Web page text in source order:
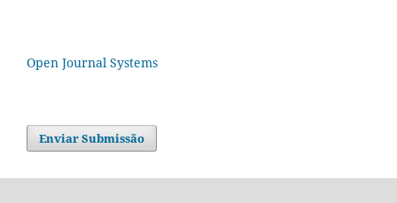
Open Journal Systems
Enviar Submissão